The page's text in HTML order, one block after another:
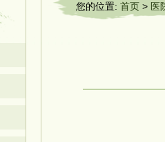
您的位置: 首页 > 医